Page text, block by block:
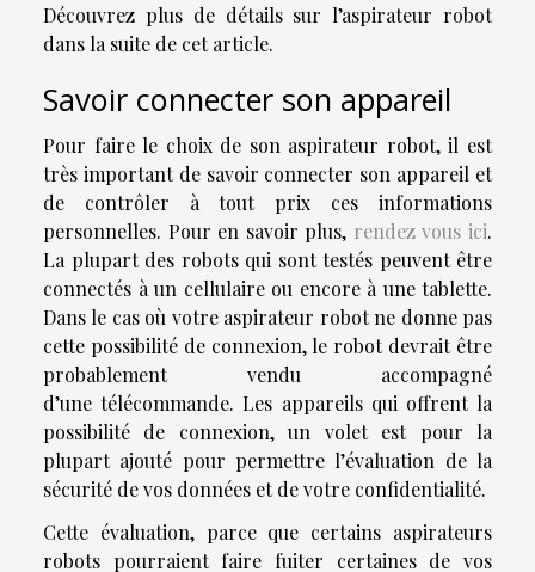
Découvrez plus de détails sur l’aspirateur robot
dans la suite de cet article.
Savoir connecter son appareil
Pour faire le choix de son aspirateur robot, il est
très important de savoir connecter son appareil et
de contrôler à tout prix ces informations
personnelles. Pour en savoir plus, rendez vous ici.
La plupart des robots qui sont testés peuvent être
connectés à un cellulaire ou encore à une tablette.
Dans le cas où votre aspirateur robot ne donne pas
cette possibilité de connexion, le robot devrait être
probablement vendu accompagné
d’une télécommande. Les appareils qui offrent la
possibilité de connexion, un volet est pour la
plupart ajouté pour permettre l’évaluation de la
sécurité de vos données et de votre confidentialité.
Cette évaluation, parce que certains aspirateurs
robots pourraient faire fuiter certaines de vos